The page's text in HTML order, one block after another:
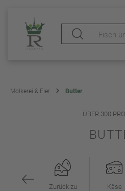
Molkerei & Eier Butter
ÜBER 300
Zurück zu
Käse